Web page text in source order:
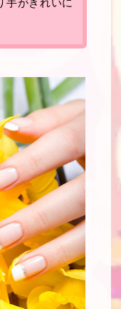
手がきれいに